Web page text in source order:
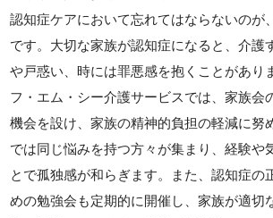
認知症ケアにおいて忘れてはならないのが
です。大切な家族が認知症になると、介護
や戸惑い、時には罪悪感を抱くことがあり
フ・エム・シー介護サービスでは、家族会
機会を設け、家族の精神的負担の軽減に努
では同じ悩みを持つ方々が集まり、経験や
とで孤独感が和らぎます。また、認知症の
めの勉強会も定期的に開催し、家族が適切